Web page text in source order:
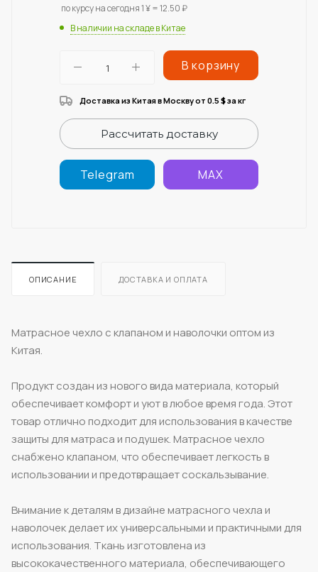
по курсу на сегодня 1 ¥ = 12.50 ₽
В наличии на складе в Китае
В корзину
Доставка из Китая в Москву от 0.5 $за кг
Рассчитать доставку
Telegram MAX
ОПИСАНИЕ ДОСТАВКА И ОПЛАТА
Матрасное чехло с клапаном и наволочки оптом из
Китая.
Продукт создан из нового вида материала, который
обеспечивает комфорт и уют в любое время года. Этот
товар отлично подходит для использования в качестве
защиты для матраса и подушек. Матрасное чехло
снабжено клапаном, что обеспечивает легкость в
использовании и предотвращает соскальзывание.
Внимание к деталям в дизайне матрасного чехла и
наволочек делает их универсальными и практичными для
использования. Ткань изготовлена из
высококачественного материала, обеспечивающего